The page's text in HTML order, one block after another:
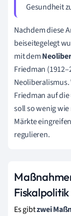
Gesundheit
Nachdem diese
beiseitegelegt
mit dem
Friedman
Friedman auf
soll so wenig
Märkte
regulieren.
Fiskalpolitik
Es gibtzwei